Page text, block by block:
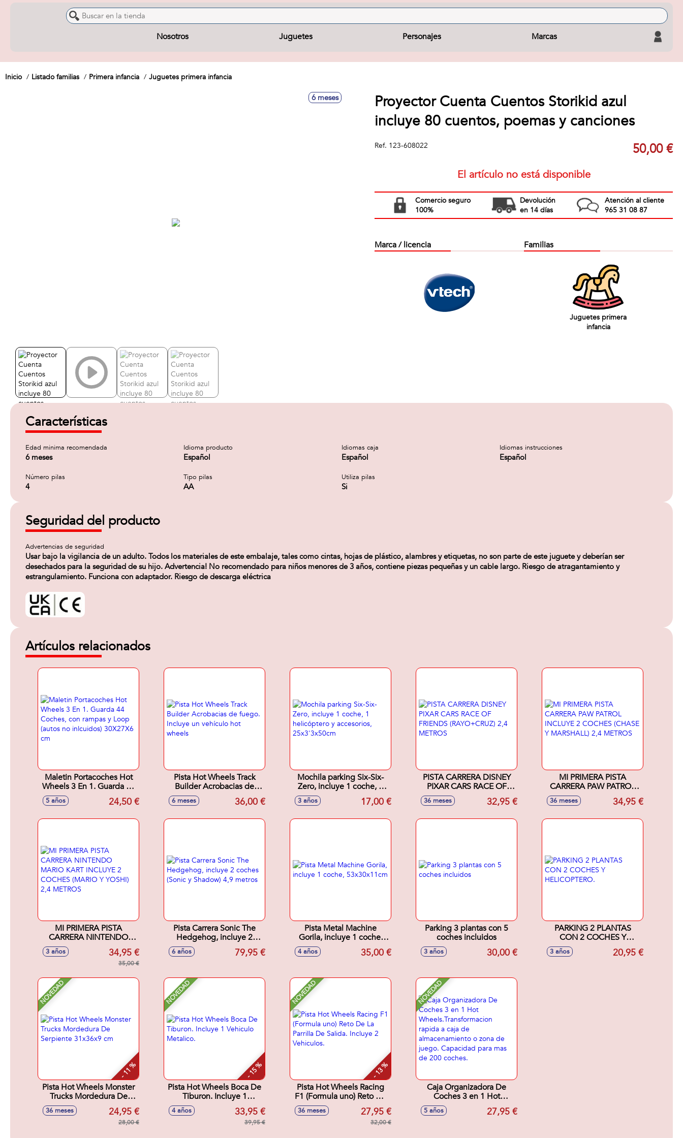
Nosotros Juguetes Personajes Marcas
Inicio Listado familias Primera infancia Juguetes primera infancia
6 meses
Proyector Cuenta Cuentos Storikid azul
incluye 80 cuentos, poemas y canciones
Ref. 123-608022 50,00 €
El artículo no está disponible
Comercio seguro
100%
Devolución
en 14 días
Atención al cliente
965 31 08 87
Marca / licencia Familias
Juguetes primera
infancia
Características
Edad minima recomendada
6 meses
Idioma producto
Español
Idiomas caja
Español
Idiomas instrucciones
Español
Número pilas
4
Tipo pilas
AA
Utiliza pilas
Si
Seguridad del producto
Advertencias de seguridad
Usar bajo la vigilancia de un adulto. Todos los materiales de este embalaje, tales como cintas, hojas de plástico, alambres y etiquetas, no son parte de este juguete y deberían ser
desechados para la seguridad de su hijo. Advertencia! No recomendado para niños menores de 3 años, contiene piezas pequeñas y un cable largo. Riesgo de atragantamiento y
estrangulamiento. Funciona con adaptador. Riesgo de descarga eléctrica
Artículos relacionados
Maletin Portacoches Hot
Wheels 3 En 1. Guarda 44
Coches, con rampas y
Loop (autos no inlcuidos)
5 años 24,50 €
Pista Hot Wheels Track
Builder Acrobacias de
fuego. Incluye un vehículo
hot wheels
6 meses 36,00 €
Mochila parking Six-Six-
Zero, incluye 1 coche, 1
helicóptero y accesorios,
25x3'3x50cm
3 años 17,00 €
PISTA CARRERA DISNEY
PIXAR CARS RACE OF
FRIENDS (RAYO+CRUZ)
2,4 METROS
36 meses 32,95 €
MI PRIMERA PISTA
CARRERA PAW PATROL
INCLUYE 2 COCHES
(CHASE Y MARSHALL) 2,4
36 meses 34,95 €
MI PRIMERA PISTA
CARRERA NINTENDO
MARIO KART INCLUYE 2
COCHES (MARIO Y
YOSHI) 2,4 METROS
3 años 34,95 €
35,00 €
Pista Carrera Sonic The
Hedgehog, incluye 2
coches (Sonic y Shadow)
6 años 79,95 €
Pista Metal Machine
Gorila, incluye 1 coche,
53x30x11cm
4 años 35,00 €
Parking 3 plantas con 5
coches incluidos
3 años 30,00 €
PARKING 2 PLANTAS
CON 2 COCHES Y
HELICOPTERO.
3 años 20,95 €
NOVEDAD
- 11 %
Pista Hot Wheels Monster
Trucks Mordedura De
Serpiente 31x36x9 cm
36 meses 24,95 €
28,00 €
NOVEDAD
- 15 %
Pista Hot Wheels Boca De
Tiburon. Incluye 1
Vehiculo Metalico.
4 años 33,95 €
39,95 €
NOVEDAD
- 13 %
Pista Hot Wheels Racing
F1 (Formula uno) Reto De
La Parrilla De Salida.
Incluye 2 Vehiculos.
36 meses 27,95 €
32,00 €
NOVEDAD
Caja Organizadora De
Coches 3 en 1 Hot
Wheels.Transformacion
rapida a caja de
5 años 27,95 €